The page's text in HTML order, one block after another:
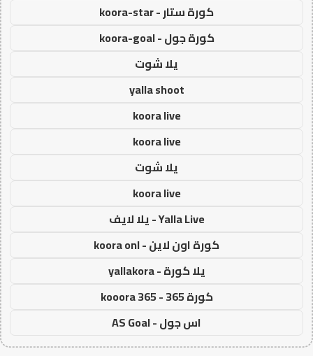
كورة ستار - koora-star
كورة جول - koora-goal
يلا شوت
yalla shoot
koora live
koora live
يلا شوت
koora live
Yalla Live - يلا لايف
كورة اون لاين - koora onl
يلا كورة - yallakora
كورة 365 - kooora 365
اس جول - AS Goal